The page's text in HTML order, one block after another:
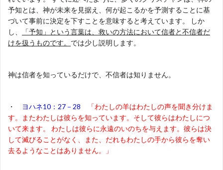
予知とは、神が未来を見据え、何が起こるかを予測することに基
づいて事前に決定を下すことを意味すると考えています。 しか
し、
「予知」という言葉は、救いの方法において信者と不信者だ
けを扱うものです。 では少し説明します。
神は信者を知っているだけで、不信者は知りません。
・ ヨハネ10：27－28
「わたしの羊はわたしの声を聞き分けま
す。またわたしは彼らを知っています。そして彼らはわたしにつ
いて来ます。 わたしは彼らに永遠のいのちを与えます。彼らは決
して滅びることがなく、また、だれもわたしの手から彼らを奪い
去るようなことはありません。」